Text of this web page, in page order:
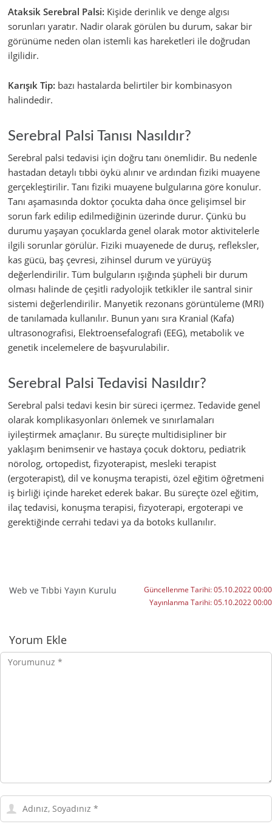
Ataksik Serebral Palsi: Kişide derinlik ve denge algısı
sorunları yaratır. Nadir olarak görülen bu durum, sakar bir
görünüme neden olan istemli kas hareketleri ile doğrudan
ilgilidir.
Karışık Tip: bazı hastalarda belirtiler bir kombinasyon
halindedir.
Serebral Palsi Tanısı Nasıldır?
Serebral palsi tedavisi için doğru tanı önemlidir. Bu nedenle
hastadan detaylı tıbbi öykü alınır ve ardından fiziki muayene
gerçekleştirilir. Tanı fiziki muayene bulgularına göre konulur.
Tanı aşamasında doktor çocukta daha önce gelişimsel bir
sorun fark edilip edilmediğinin üzerinde durur. Çünkü bu
durumu yaşayan çocuklarda genel olarak motor aktivitelerle
ilgili sorunlar görülür. Fiziki muayenede de duruş, refleksler,
kas gücü, baş çevresi, zihinsel durum ve yürüyüş
değerlendirilir. Tüm bulguların ışığında şüpheli bir durum
olması halinde de çeşitli radyolojik tetkikler ile santral sinir
sistemi değerlendirilir. Manyetik rezonans görüntüleme (MRI)
de tanılamada kullanılır. Bunun yanı sıra Kranial (Kafa)
ultrasonografisi, Elektroensefalografi (EEG), metabolik ve
genetik incelemelere de başvurulabilir.
Serebral Palsi Tedavisi Nasıldır?
Serebral palsi tedavi kesin bir süreci içermez. Tedavide genel
olarak komplikasyonları önlemek ve sınırlamaları
iyileştirmek amaçlanır. Bu süreçte multidisipliner bir
yaklaşım benimsenir ve hastaya çocuk doktoru, pediatrik
nörolog, ortopedist, fizyoterapist, mesleki terapist
(ergoterapist), dil ve konuşma terapisti, özel eğitim öğretmeni
iş birliği içinde hareket ederek bakar. Bu süreçte özel eğitim,
ilaç tedavisi, konuşma terapisi, fizyoterapi, ergoterapi ve
gerektiğinde cerrahi tedavi ya da botoks kullanılır.
Web ve Tıbbi Yayın Kurulu Güncellenme Tarihi:05.10.2022 00:00
Yayınlanma Tarihi:05.10.2022 00:00
Yorumlar
Yorum Ekle
Yorumunuz
Adınız,
Soyadınız